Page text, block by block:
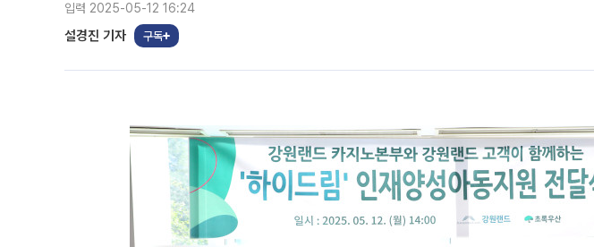
입력 2025-05-12 16:24
설경진 기자 구독